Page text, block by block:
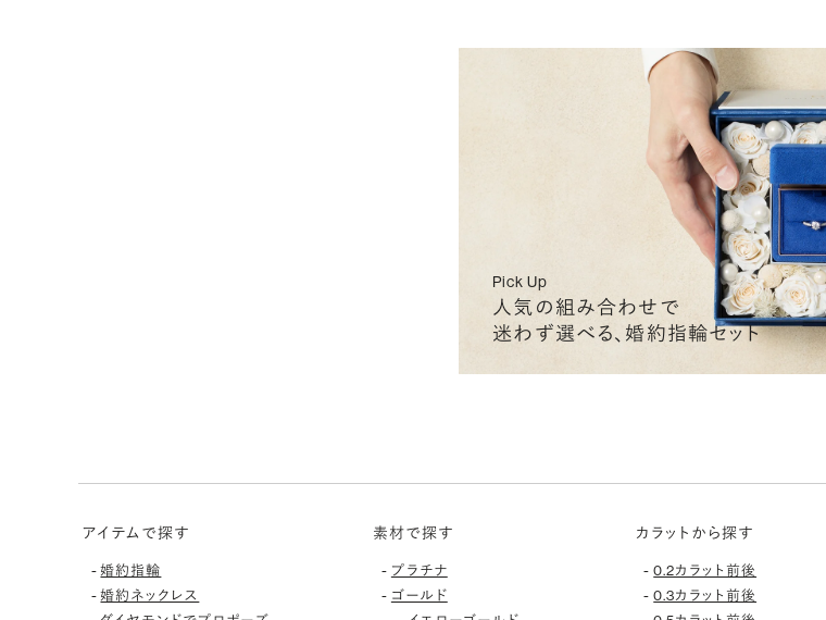
Pick Up
人気の組み合わせで
迷わず選べる、婚約指輪セット
アイテムで探す
-婚約指輪
-婚約ネックレス
素材で探す
- プラチナ
- ゴールド
カラットから探す
-0.2カラット前後
-0.3カラット前後